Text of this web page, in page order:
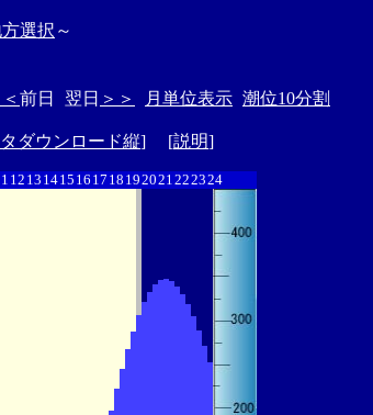
選択 ～
前日 翌日 ＞＞ 月単位表示 潮位10分割
ダウンロード縦] [説明]
12 13 1415 16 17 18 192021222324